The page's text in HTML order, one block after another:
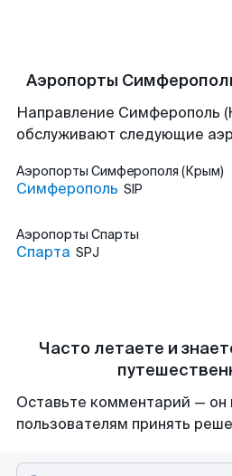
Аэропорты
Направление Симферополь
обслуживают следующие
Аэропорты Симферополя (Крым)
Симферополь SIP
Аэропорты Спарты
Спарта SPJ
Часто летаете и
Оставьте комментарий —
пользователям принять